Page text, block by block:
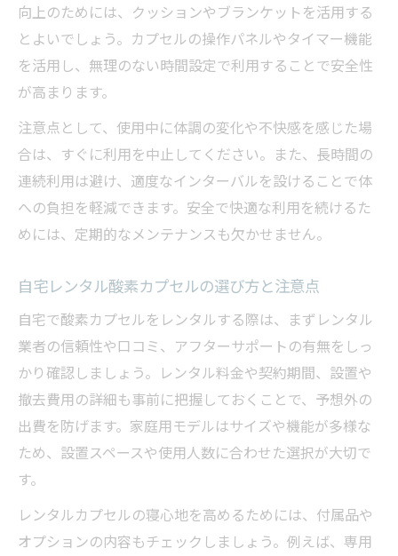
向上のためには、クッションやブランケットを活用する
とよいでしょう。カプセルの操作パネルやタイマー機能
を活用し、無理のない時間設定で利用することで安全性
が高まります。
注意点として、使用中に体調の変化や不快感を感じた場
合は、すぐに利用を中止してください。また、長時間の
連続利用は避け、適度なインターバルを設けることで体
への負担を軽減できます。安全で快適な利用を続けるた
めには、定期的なメンテナンスも欠かせません。
自宅レンタル酸素カプセルの選び方と注意点
自宅で酸素カプセルをレンタルする際は、まずレンタル
業者の信頼性や口コミ、アフターサポートの有無をしっ
かり確認しましょう。レンタル料金や契約期間、設置や
撤去費用の詳細も事前に把握しておくことで、予想外の
出費を防げます。家庭用モデルはサイズや機能が多様な
ため、設置スペースや使用人数に合わせた選択が大切で
す。
レンタルカプセルの寝心地を高めるためには、付属品や
オプションの内容もチェックしましょう。例えば、専用